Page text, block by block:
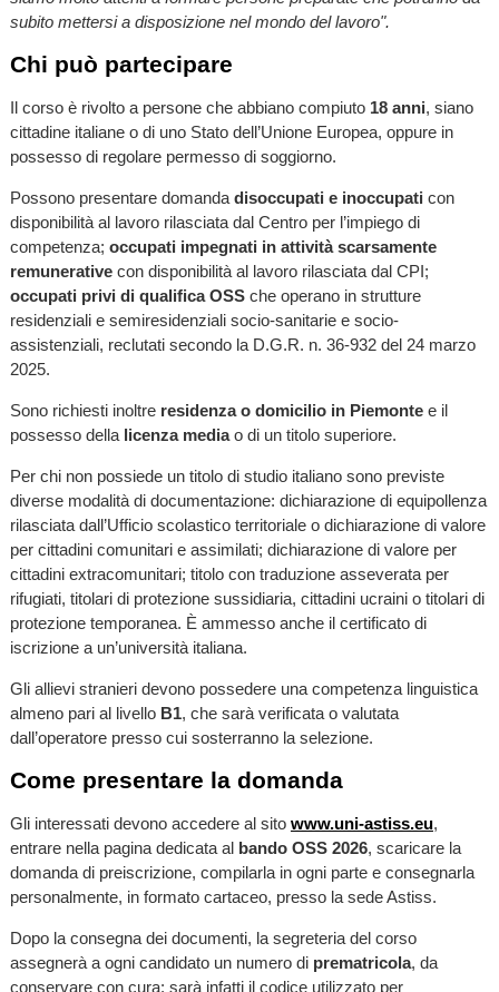
subito mettersi a disposizione nel mondo del lavoro".
Chi può partecipare
Il corso è rivolto a persone che abbiano compiuto 18 anni, siano
cittadine italiane o di uno Stato dell’Unione Europea, oppure in
possesso di regolare permesso di soggiorno.
Possono presentare domanda disoccupati e inoccupati con
disponibilità al lavoro rilasciata dal Centro per l’impiego di
competenza; occupati impegnati in attività scarsamente
remunerativecon disponibilità al lavoro rilasciata dal CPI;
occupati privi di qualifica OSSche operano in strutture
residenziali e semiresidenziali socio-sanitarie e socio-
assistenziali, reclutati secondo la D.G.R. n. 36-932 del 24 marzo
2025.
Sono richiesti inoltre residenza o domicilio in Piemontee il
possesso della licenza mediao di un titolo superiore.
Per chi non possiede un titolo di studio italiano sono previste
diverse modalità di documentazione: dichiarazione di equipollenza
rilasciata dall’Ufficio scolastico territoriale o dichiarazione di valore
per cittadini comunitari e assimilati; dichiarazione di valore per
cittadini extracomunitari; titolo con traduzione asseverata per
rifugiati, titolari di protezione sussidiaria, cittadini ucraini o titolari di
protezione temporanea. È ammesso anche il certificato di
iscrizione a un’università italiana.
Gli allievi stranieri devono possedere una competenza linguistica
almeno pari al livello B1, che sarà verificata o valutata
dall’operatore presso cui sosterranno la selezione.
Come presentare la domanda
Gli interessati devono accedere al sito www.uni-astiss.eu,
entrare nella pagina dedicata al bando OSS 2026, scaricare la
domanda di preiscrizione, compilarla in ogni parte e consegnarla
personalmente, in formato cartaceo, presso la sede Astiss.
Dopo la consegna dei documenti, la segreteria del corso
assegnerà a ogni candidato un numero di prematricola, da
conservare con cura: sarà infatti il codice utilizzato per